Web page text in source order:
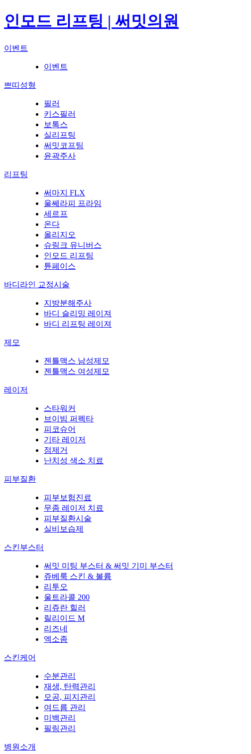
인모드 리프팅 | 써밋의원
이벤트
이벤트
쁘띠성형
필러
키스필러
보톡스
실리프팅
써밋코프팅
윤곽주사
리프팅
써마지 FLX
울쎄라피 프라임
세르프
온다
올리지오
슈링크 유니버스
인모드 리프팅
튠페이스
바디라인 교정시술
지방분해주사
바디 슬리밍 레이져
바디 리프팅 레이져
제모
젠틀맥스 남성제모
젠틀맥스 여성제모
레이저
스타워커
브이빔 퍼펙타
피코슈어
기타 레이저
점제거
난치성 색소 치료
피부질환
피부보험진료
무좀 레이저 치료
피부질환시술
실비보습제
스킨부스터
써밋 미팅 부스터 & 써밋 기미 부스터
쥬베룩 스킨 & 볼륨
리투오
울트라콜 200
리쥬란 힐러
릴리이드 M
리즈네
엑소좀
스킨케어
수분관리
재생, 탄력관리
모공, 피지관리
여드름 관리
미백관리
필링관리
병원소개